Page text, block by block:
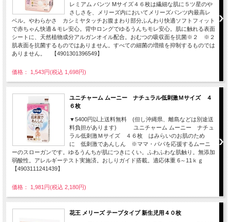
レミアム パンツ Mサイズ４６枚は繊細な肌に５ツ星のや
さしさを、メリーズ内においてメリーズパンツ内最高レ
ベル。やわらかさ カシミヤタッチお腹まわり部分ふんわり快適ソフトフィット
で赤ちゃん快適＆モレ安心。背中ロングでゆるうんちモレ安心。肌に触れる表面
シートに、天然植物成分アルガンオイル配合。おむつの吸収面を抗菌※２ ※２
肌表面を抗菌するものではありません。すべての細菌の増殖を抑制するものでは
ありません。 【4901301396549】
価格： 1,543円(税込 1,698円)
ユニチャーム ムーニー ナチュラル低刺激Ｍサイズ ４
６枚
▼5400円以上送料無料 (但し沖縄県、離島などは別途送
料負担があります) ユニチャーム ムーニー ナチュ
ラル低刺激Ｍサイズ ４６枚 はみらいのお肌のため
に 低刺激であんしん ※ママ・パパを応援するムーニ
ーのスローガンです。ゆるうんちが肌につきにくい。ふわふわな肌触り。無添加
弱酸性。アレルギーテスト実施済。おしりガイド搭載。適応体重 6～11ｋｇ
【4903111241439】
価格： 1,981円(税込 2,180円)
花王 メリーズ テープタイプ 新生児用４０枚